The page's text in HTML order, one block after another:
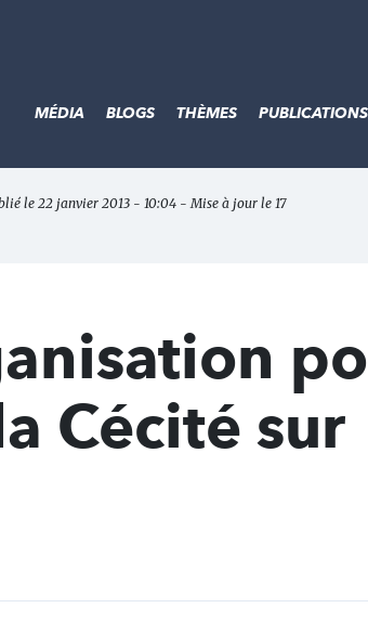
MÉDIA BLOGS THÈMES PUBLICATIONS
le 22 janvier 2013 - 10:04 - Mise à jour le 17
Cécité sur